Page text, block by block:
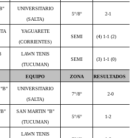
UNIVERSITARIO
(SALTA)
5°/8° 2-1
YAGUARETE
(CORRIENTES)
SEMI (4) 1-1 (2)
LAWN TENIS
(TUCUMAN)
SEMI (3) 1-1 (0)
EQUIPO ZONA RESULTADOS
"B"
UNIVERSITARIO
(SALTA)
7°/8° 2-0
SAN MARTIN "B"
(TUCUMAN)
5°/6° 1-2
LAWN TENIS